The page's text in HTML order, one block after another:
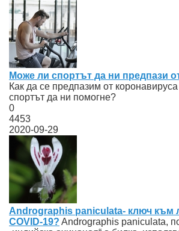
Може ли спортът да ни предпази
Как да се предпазим от
спортът да ни помогне?
0
4453
2020-09-29
Andrographis paniculata- ключ към
COVID-19? Andrographis paniculata,